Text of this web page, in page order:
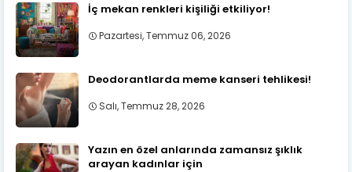
İç mekan renkleri kişiliği etkiliyor!
Pazartesi, Temmuz 06, 2026
Deodorantlarda meme kanseri tehlikesi!
Salı, Temmuz 28, 2026
Yazın en özel anlarında zamansız şıklık
arayan kadınlar için